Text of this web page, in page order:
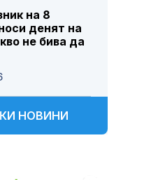
на 8
денят на
не бива да
НОВИНИ